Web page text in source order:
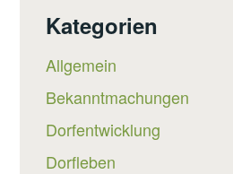
Kategorien
Allgemein
Bekanntmachungen
Dorfentwicklung
Dorfleben